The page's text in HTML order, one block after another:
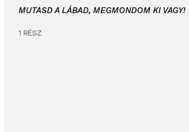
MUTASD A LÁBAD, MEGMONDOM KI VAGY!
1 RÉSZ